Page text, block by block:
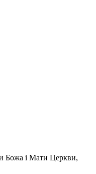
Божа і Мати Церкви,